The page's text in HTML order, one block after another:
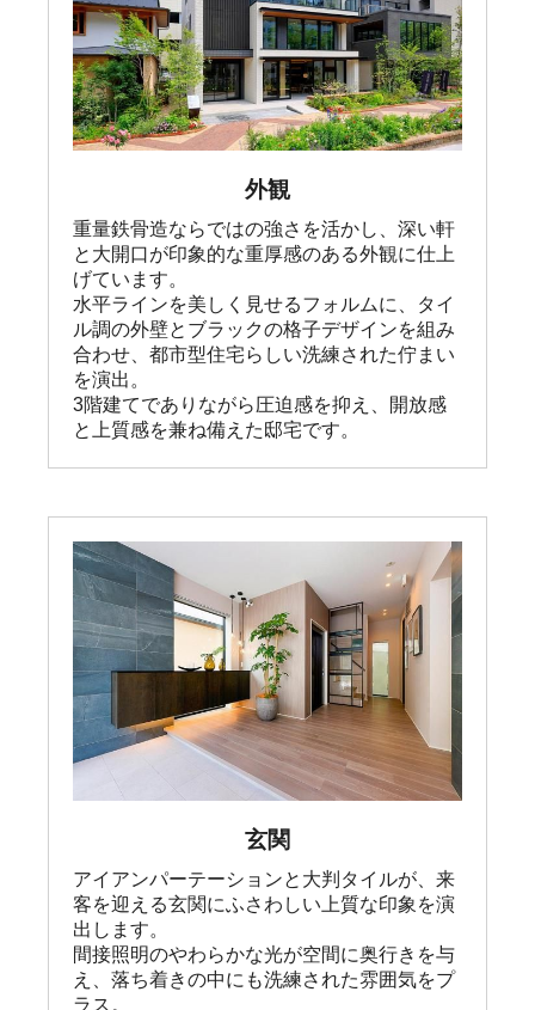
外観
重量鉄骨造ならではの強さを活かし、深い軒
と大開口が印象的な重厚感のある外観に仕上
げています。
水平ラインを美しく見せるフォルムに、タイ
ル調の外壁とブラックの格子デザインを組み
合わせ、都市型住宅らしい洗練された佇まい
を演出。
3階建てでありながら圧迫感を抑え、開放感
と上質感を兼ね備えた邸宅です。
玄関
アイアンパーテーションと大判タイルが、来
客を迎える玄関にふさわしい上質な印象を演
出します。
間接照明のやわらかな光が空間に奥行きを与
え、落ち着きの中にも洗練された雰囲気をプ
ラス。